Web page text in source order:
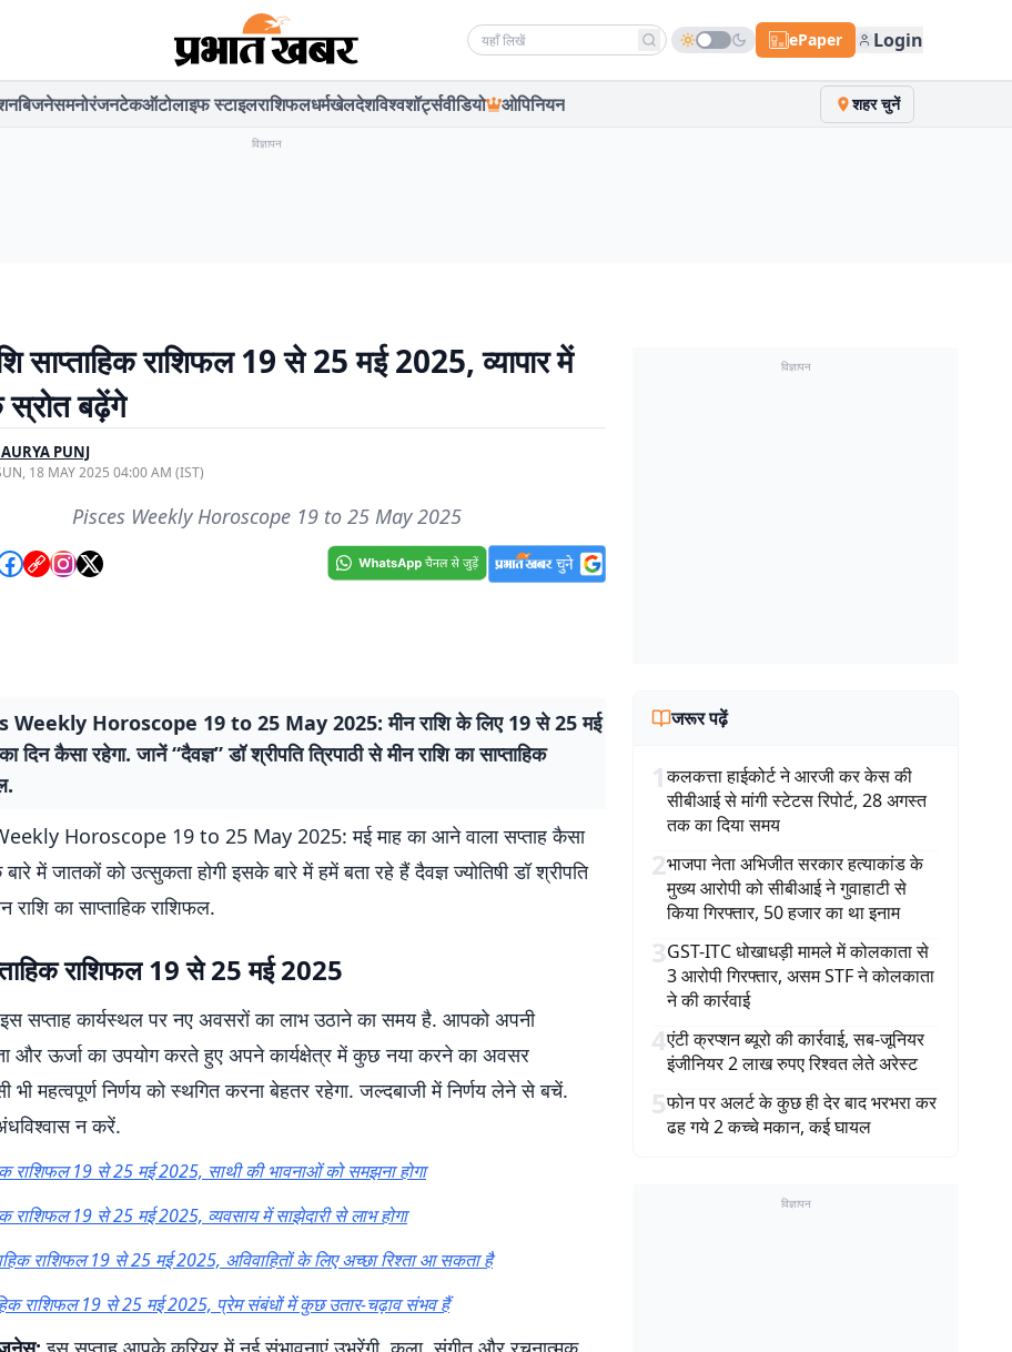
Search news ePaper Login
बिजनेसमनोरंजनटेकऑटोलाइफ स्टाइलराशिफलधर्मखेलदेशविश्वशॉर्ट्सवीडियो ओपिनियन शहर चुनें
विज्ञापन
साप्ताहिक राशिफल 19 से 25 मई 2025, व्यापार में
बढ़ेंगे
PUNJ
18 MAY 2025 04:00 AM (IST)
Pisces Weekly Horoscope 19 to 25 May 2025
Weekly Horoscope 19 to 25 May 2025: मीन राशि के लिए 19 से 25 मई
दिन कैसा रहेगा. जानें “दैवज्ञ” डॉ श्रीपति त्रिपाठी से मीन राशि का साप्ताहिक
Horoscope 19 to 25 May 2025: मई माह का आने वाला सप्ताह कैसा
में जातकों को उत्सुकता होगी इसके बारे में हमें बता रहे हैं दैवज्ञ ज्योतिषी डॉ श्रीपति
राशि का साप्ताहिक राशिफल.
राशिफल 19 से 25 मई 2025
सप्ताह कार्यस्थल पर नए अवसरों का लाभ उठाने का समय है. आपको अपनी
और ऊर्जा का उपयोग करते हुए अपने कार्यक्षेत्र में कुछ नया करने का अवसर
भी महत्वपूर्ण निर्णय को स्थगित करना बेहतर रहेगा. जल्दबाजी में निर्णय लेने से बचें.
न करें.
राशिफल 19 से 25 मई 2025, साथी की भावनाओं को समझना होगा
राशिफल 19 से 25 मई 2025, व्यवसाय में साझेदारी से लाभ होगा
राशिफल 19 से 25 मई 2025, अविवाहितों के लिए अच्छा रिश्ता आ सकता है
राशिफल 19 से 25 मई 2025, प्रेम संबंधों में कुछ उतार-चढ़ाव संभव हैं
विज्ञापन
जरूर पढ़ें
1कलकत्ता हाईकोर्ट ने आरजी कर केस की
सीबीआई से मांगी स्टेटस रिपोर्ट, 28 अगस्त
तक का दिया समय
2भाजपा नेता अभिजीत सरकार हत्याकांड के
मुख्य आरोपी को सीबीआई ने गुवाहाटी से
किया गिरफ्तार, 50 हजार का था इनाम
3GST-ITC धोखाधड़ी मामले में कोलकाता से
3 आरोपी गिरफ्तार, असम STF ने कोलकाता
ने की कार्रवाई
4एंटी क्रप्शन ब्यूरो की कार्रवाई, सब-जूनियर
इंजीनियर 2 लाख रुपए रिश्वत लेते अरेस्ट
5फोन पर अलर्ट के कुछ ही देर बाद भरभरा कर
ढह गये 2 कच्चे मकान, कई घायल
विज्ञापन